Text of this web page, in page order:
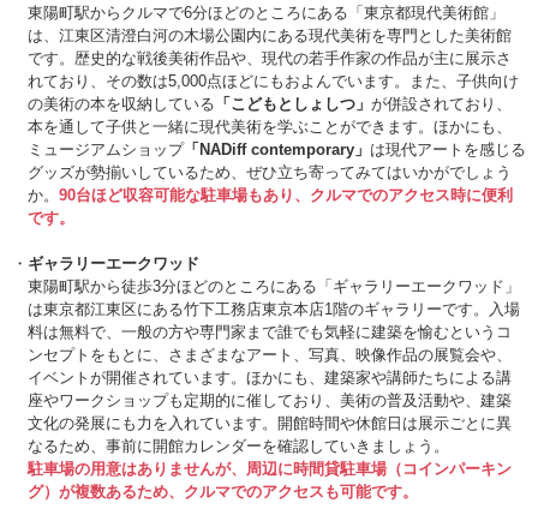
東陽町駅からクルマで6分ほどのところにある「東京都現代美術館」
は、江東区清澄白河の木場公園内にある現代美術を専門とした美術館
です。歴史的な戦後美術作品や、現代の若手作家の作品が主に展示さ
れており、その数は5,000点ほどにもおよんでいます。また、子供向け
の美術の本を収納している 「こどもとしょしつ」 が併設されており、
本を通して子供と一緒に現代美術を学ぶことができます。ほかにも、
ミュージアムショップ「NADiff contemporary」 は現代アートを感じる
グッズが勢揃いしているため、ぜひ立ち寄ってみてはいかがでしょう
か。 90台ほど収容可能な駐車場もあり、クルマでのアクセス時に便利
です。
ギャラリーエークワッド
東陽町駅から徒歩3分ほどのところにある「ギャラリーエークワッド」
は東京都江東区にある竹下工務店東京本店1階のギャラリーです。入場
料は無料で、一般の方や専門家まで誰でも気軽に建築を愉むというコ
ンセプトをもとに、さまざまなアート、写真、映像作品の展覧会や、
イベントが開催されています。ほかにも、建築家や講師たちによる講
座やワークショップも定期的に催しており、美術の普及活動や、建築
文化の発展にも力を入れています。開館時間や休館日は展示ごとに異
なるため、事前に開館カレンダーを確認していきましょう。
駐車場の用意はありませんが、周辺に時間貸駐車場（コインパーキン
グ）が複数あるため、クルマでのアクセスも可能です。